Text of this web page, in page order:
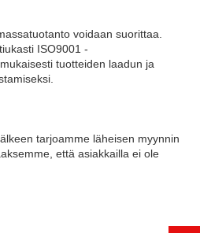
voidaan suorittaa.
ISO9001 -
tuotteiden laadun ja
tarjoamme läheisen myynnin
että asiakkailla ei ole